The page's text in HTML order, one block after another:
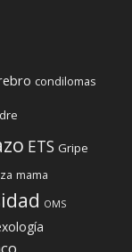
condilomas
ETS Gripe
mama
OMS